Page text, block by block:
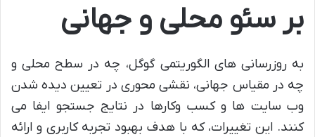
بر سئو محلی و جهانی
به روزرسانی های الگوریتمی گوگل، چه در سطح محلی و
چه در مقیاس جهانی، نقشی محوری در تعیین دیده شدن
وب سایت ها و کسب وکارها در نتایج جستجو ایفا می
کنند. این تغییرات، که با هدف بهبود تجربه کاربری و ارائه